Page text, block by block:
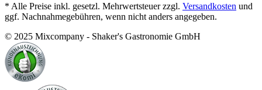
* Alle Preise inkl. gesetzl. Mehrwertsteuer zzgl. Versandkosten und
ggf. Nachnahmegebühren, wenn nicht anders angegeben.
© 2025 Mixcompany - Shaker's Gastronomie GmbH